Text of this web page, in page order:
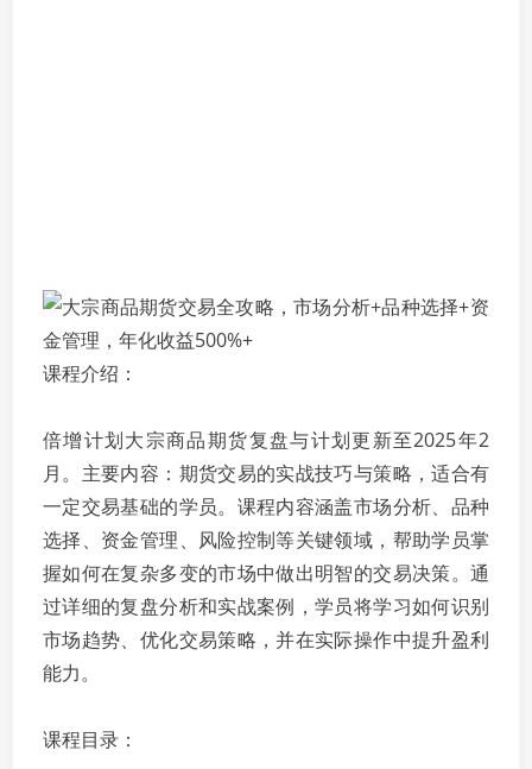
课程介绍：
倍增计划大宗商品期货复盘与计划更新至2025年2
月。主要内容：期货交易的实战技巧与策略，适合有
一定交易基础的学员。课程内容涵盖市场分析、品种
选择、资金管理、风险控制等关键领域，帮助学员掌
握如何在复杂多变的市场中做出明智的交易决策。通
过详细的复盘分析和实战案例，学员将学习如何识别
市场趋势、优化交易策略，并在实际操作中提升盈利
能力。
课程目录：